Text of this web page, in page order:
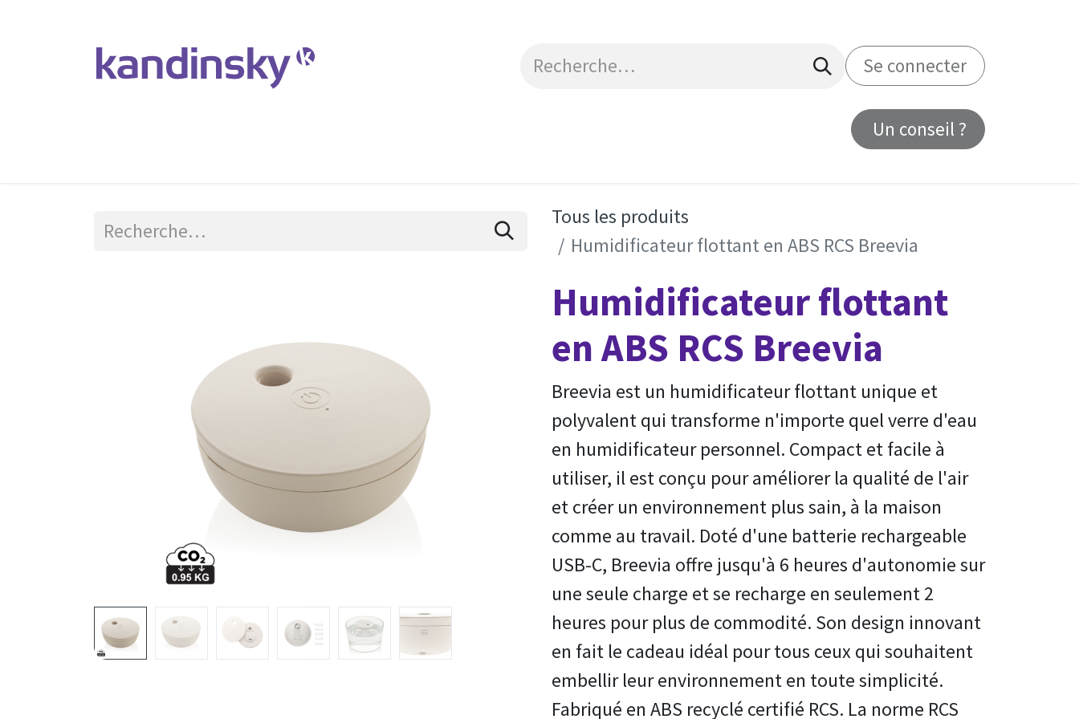
Se connecter
Un conseil ?
Tous les produits
Humidificateur flottant en ABS RCS Breevia
Humidificateur flottant
en ABS RCS Breevia
Breevia est un humidificateur flottant unique et
polyvalent qui transforme n'importe quel verre d'eau
en humidificateur personnel. Compact et facile à
utiliser, il est conçu pour améliorer la qualité de l'air
et créer un environnement plus sain, à la maison
comme au travail. Doté d'une batterie rechargeable
USB-C, Breevia offre jusqu'à 6 heures d'autonomie sur
une seule charge et se recharge en seulement 2
heures pour plus de commodité. Son design innovant
en fait le cadeau idéal pour tous ceux qui souhaitent
embellir leur environnement en toute simplicité.
Fabriqué en ABS recyclé certifié RCS. La norme RCS